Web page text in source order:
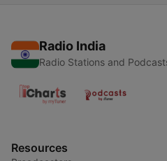
Radio India
Radio Stations and
Resources